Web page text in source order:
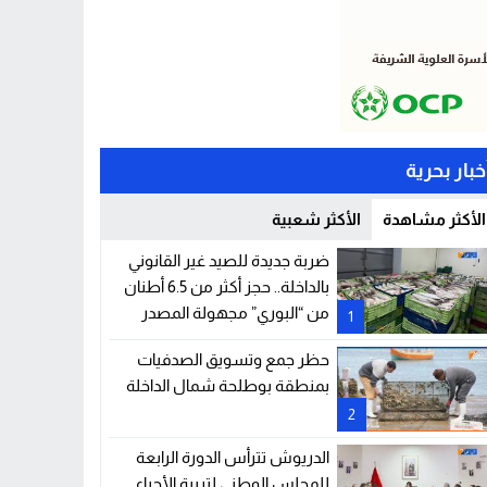
بحرية
الأكثر مشاهدة الأكثر شعبية
1
ضربة جديدة للصيد غير القانوني
بالداخلة.. حجز أكثر من 6.5 أطنان
من “البوري” مجهولة المصدر
2
حظر جمع وتسويق الصدفيات
بمنطقة بوطلحة شمال الداخلة
الدريوش تترأس الدورة الرابعة
للمجلس الوطني لتربية الأحياء